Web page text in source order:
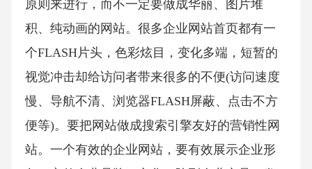
原则来进行，而不一定要做成华丽、图片堆
积、纯动画的网站。很多企业网站首页都有一
个FLASH片头，色彩炫目，变化多端，短暂的
视觉冲击却给访问者带来很多的不便(访问速度
慢、导航不清、浏览器FLASH屏蔽、点击不方
便等)。要把网站做成搜索引擎友好的营销性网
站。一个有效的企业网站，要有效展示企业形